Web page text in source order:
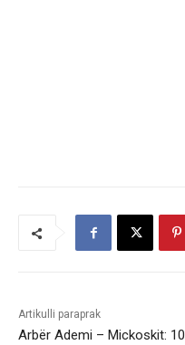
Artikulli paraprak
Arbër Ademi – Mickoskit: 10